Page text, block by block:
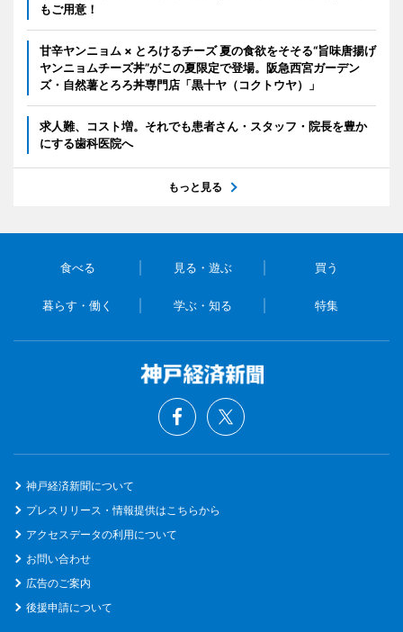
もご用意！
甘辛ヤンニョム × とろけるチーズ 夏の食欲をそそる“旨味唐揚げ
ヤンニョムチーズ丼”がこの夏限定で登場。阪急西宮ガーデン
ズ・自然薯とろろ丼専門店「黒十ヤ（コクトウヤ）」
求人難、コスト増。それでも患者さん・スタッフ・院長を豊か
にする歯科医院へ
もっと見る
食べる 見る・遊ぶ 買う
暮らす・働く 学ぶ・知る 特集
神戸経済新聞について
プレスリリース・情報提供はこちらから
アクセスデータの利用について
お問い合わせ
広告のご案内
後援申請について